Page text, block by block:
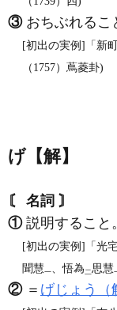
③おちぶれるこ
[初出の実例]「新
（1757）蔦菱卦)
げ【解】
〘 名詞 〙
①説明すること
[初出の実例]「光
聞慧一 、悟為二思慧
②＝ げじょう（